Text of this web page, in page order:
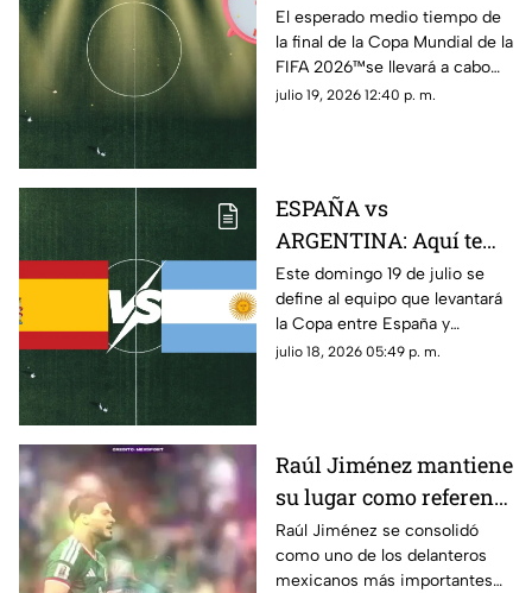
medio tiempo en la
final de la Copa
Mundial de la FIFA
2026™️ en México
El esperado medio tiempo de
la final de la Copa Mundial de la
FIFA 2026™️se llevará a cabo
hoy 19 de julio; aquí te
julio 19, 2026 12:40 p. m.
ESPAÑA vs
ARGENTINA: Aquí te
decimos donde ver en
vivo y gratis la FINAL
de la Copa Mundial de
la FIFA 2026™ este
Este domingo 19 de julio se
define al equipo que levantará
la Copa entre España y
Argentina. Conoce dónde ver
julio 18, 2026 05:49 p. m.
Raúl Jiménez mantiene
su lugar como referente
del futbol mexicano
Raúl Jiménez se consolidó
como uno de los delanteros
mexicanos más importantes